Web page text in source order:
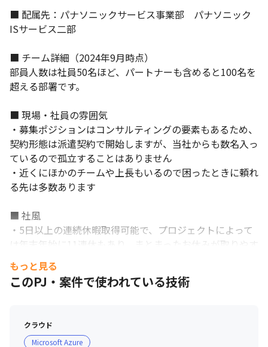
■ 配属先：パナソニックサービス事業部　パナソニック
ISサービス二部
■ チーム詳細（2024年9月時点）
部員人数は社員50名ほど、パートナーも含めると100名を
超える部署です。
■ 現場・社員の雰囲気
・募集ポジションはコンサルティングの要素もあるため、
契約形態は派遣契約で開始しますが、当社からも数名入っ
ているので孤立することはありません
・近くにほかのチームや上長もいるので困ったときに頼れ
る先は多数あります
■ 社風
・5日以上の連続休暇取得可能で、プロジェクトによって
は年末年始に11連休もあり、まとまったお休みが取りやす
い環境です（休日出勤の場合は振替休日を取得）
・毎年4月に年度計画があり月ごとの取得日数の設定が可
能なほか、毎月/翌月の取得日を調整しているので、有給
価する仕組みを取り入れているため、効率良く働く文化が
もっと見る
このPJ・案件で使われている技術
クラウド
Microsoft Azure